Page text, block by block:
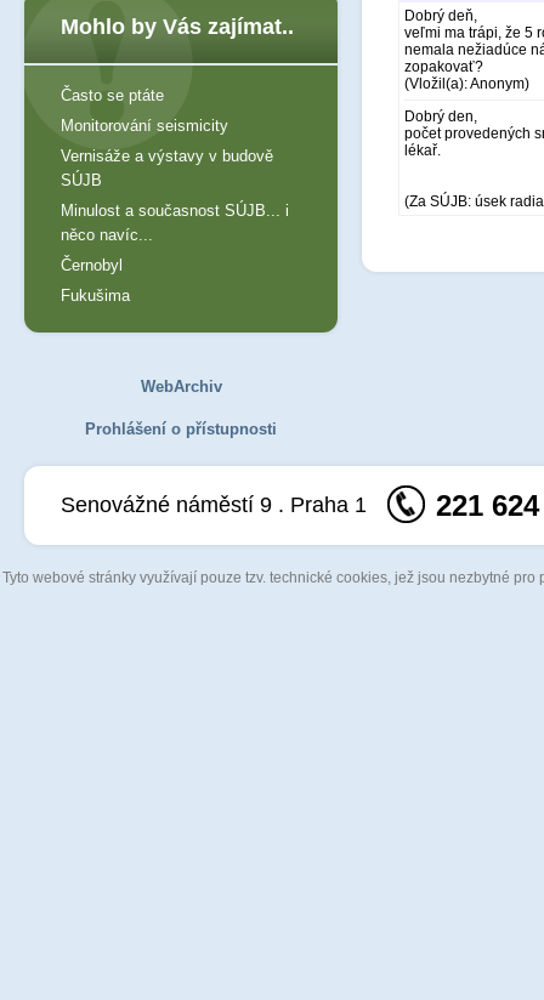
Dobrý deň,
veľmi ma trápi, že 5
nemala nežiadúce
zopakovať?
(Vložil(a): Anonym)
Dobrý den,
počet provedených
lékař.
(Za SÚJB: úsek
Mohlo by Vás zajímat..
Často se ptáte
Monitorování seismicity
Vernisáže a výstavy v budově
SÚJB
Minulost a současnost SÚJB... i
něco navíc...
Černobyl
Fukušima
WebArchiv
Prohlášení o přístupnosti
Senovážné náměstí 9 . Praha 1 221
Tyto webové stránky využívají pouze tzv. technické cookies, jež jsou nezbytné